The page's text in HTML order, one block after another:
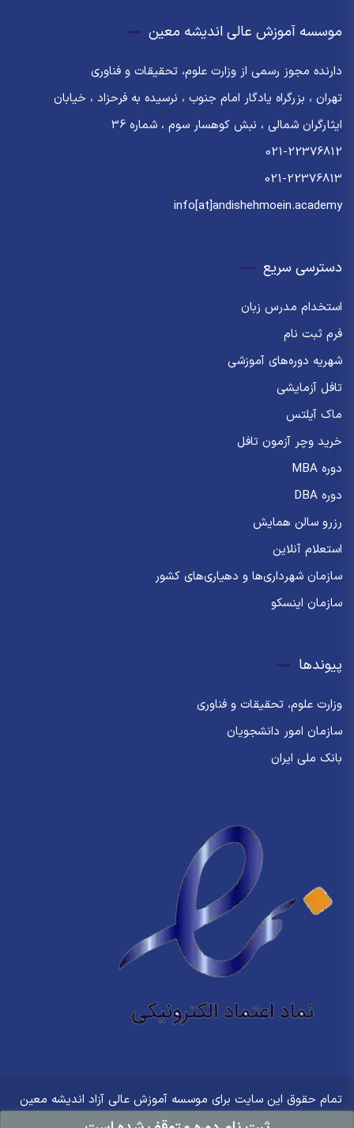
موسسه آموزش عالی اندیشه معین
دارنده مجوز رسمی از وزارت علوم، تحقیقات و فناوری
تهران ، بزرگراه یادگار امام جنوب ، نرسیده به فرحزاد ، خیابان
ایثارگران شمالی ، نبش کوهسار سوم ، شماره 36
021-22376812
021-22376813
info[at]andishehmoein.academy
دسترسی سریع
استخدام مدرس زبان
فرم ثبت نام
شهریه دوره‌های آموزشی
تافل آزمایشی
ماک آیلتس
خرید وچر آزمون تافل
دوره MBA
دوره DBA
رزرو سالن همایش
استعلام آنلاین
سازمان شهرداری‌ها و دهیاری‌های کشور
سازمان اینسکو
پیوندها
وزارت علوم، تحقیقات و فناوری
سازمان امور دانشجویان
بانک ملی ایران
تمام حقوق این سایت برای موسسه آموزش عالی آزاد اندیشه معین